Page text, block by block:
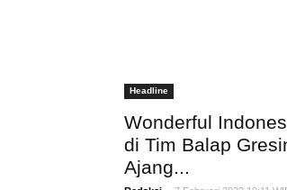
Headline
Wonderful
di Tim Balap
Ajang...